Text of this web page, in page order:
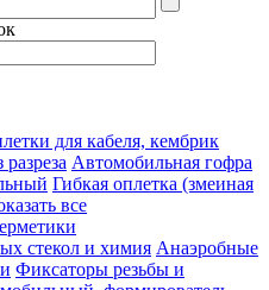
для кабеля, кембрик
Автомобильная гофра
Гибкая оплетка (змеиная
все
стекол и химия Анаэробные
Фиксаторы резьбы и